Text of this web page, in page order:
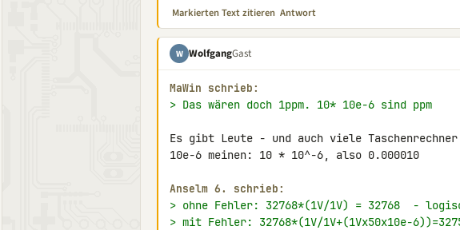
Markierten Text zitieren Antwort
W WolfgangGast
MaWin schrieb:
> Das wären doch 1ppm. 10* 10e-6 sind ppm
Es gibt Leute - und auch viele
10e-6 meinen: 10 * 10^-6, also 0.000010
Anselm 6. schrieb:
> ohne Fehler: 32768*(1V/1V) = 32768  -
> mit Fehler: 32768*(1V/1V+(1Vx50x10e-